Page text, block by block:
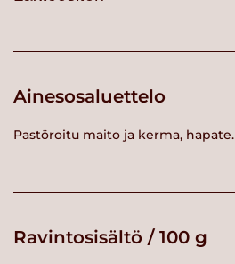
Ainesosaluettelo
Pastöroitu maito ja kerma, hapate.
Ravintosisältö / 100 g